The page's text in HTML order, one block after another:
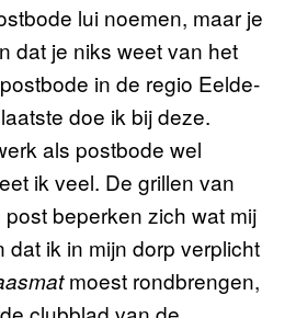
lui noemen, maar je
dat je niks weet van het
in de regio Eelde-
doe ik bij deze.
als postbode wel
ik veel. De grillen van
beperken zich wat mij
dat ik in mijn dorp verplicht
moest rondbrengen,